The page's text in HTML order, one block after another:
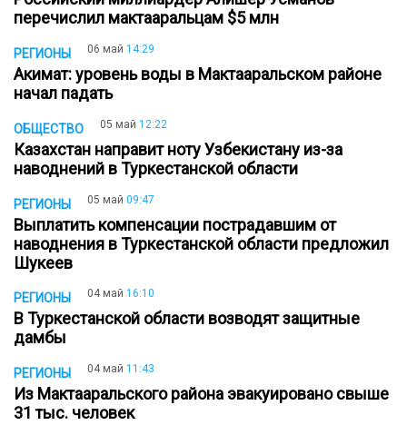
перечислил мактааральцам $5 млн
РЕГИОНЫ 06 май 14:29
Акимат: уровень воды в Мактааральском районе
начал падать
ОБЩЕСТВО 05 май 12:22
Казахстан направит ноту Узбекистану из-за
наводнений в Туркестанской области
РЕГИОНЫ 05 май 09:47
Выплатить компенсации пострадавшим от
наводнения в Туркестанской области предложил
Шукеев
РЕГИОНЫ 04 май 16:10
В Туркестанской области возводят защитные
дамбы
РЕГИОНЫ 04 май 11:43
Из Мактааральского района эвакуировано свыше
31 тыс. человек